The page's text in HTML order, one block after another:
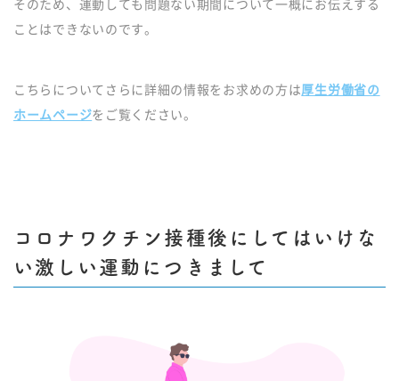
そのため、運動しても問題ない期間について一概にお伝えする
ことはできないのです。
こちらについてさらに詳細の情報をお求めの方は厚生労働省の
ホームページをご覧ください。
コロナワクチン接種後にしてはいけな
い激しい運動につきまして